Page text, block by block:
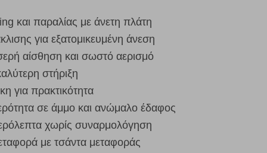
και παραλίας με άνετη πλάτη
για εξατομικευμένη άνεση
αίσθηση και σωστό αερισμό
στήριξη
για πρακτικότητα
σε άμμο και ανώμαλο έδαφος
χωρίς συναρμολόγηση
με τσάντα μεταφοράς